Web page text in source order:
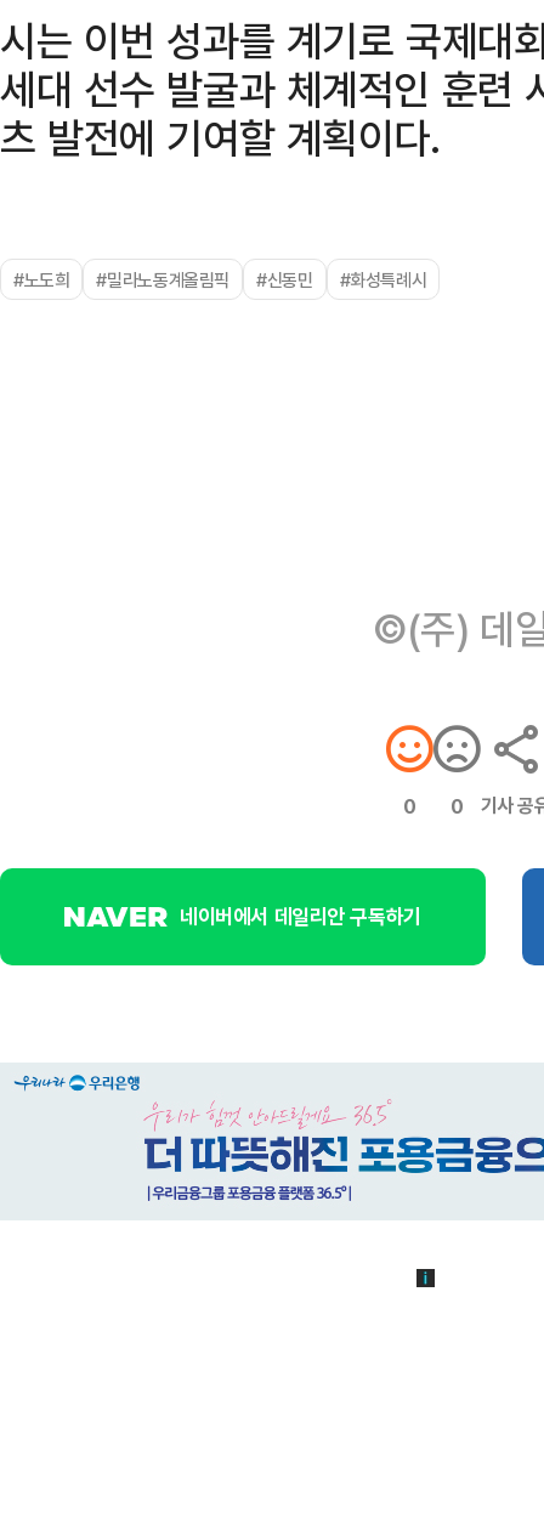
시는 이번 성과를 계기로 국제대
세대 선수 발굴과 체계적인 훈련
츠 발전에 기여할 계획이다.
#노도희 #밀라노동계올림픽 #신동민 #화성특례시
©(주) 데
0 0 기사 공
네이버에서 데일리안 구독하기